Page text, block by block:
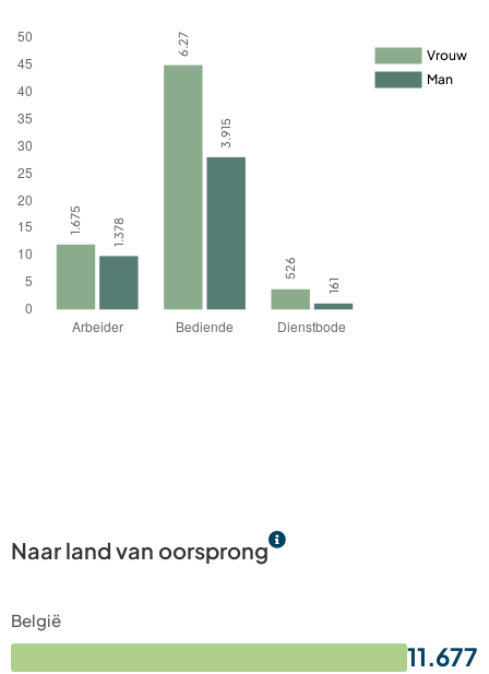
Naar land van oorsprong
België
11.677